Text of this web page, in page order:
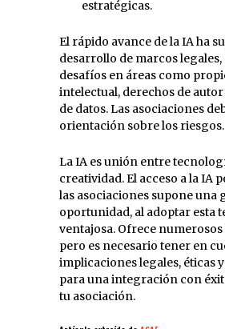
estratégicas.
El rápido avance de la IA ha
desarrollo de marcos
desafíos en áreas como
intelectual, derechos de
de datos. Las asociaciones
orientación sobre los riesgos.
La IA es unión entre
creatividad. El acceso a la IA
las asociaciones supone una
oportunidad, al adoptar esta
ventajosa. Ofrece
pero es necesario tener en
implicaciones legales, éticas
para una integración con
tu asociación.